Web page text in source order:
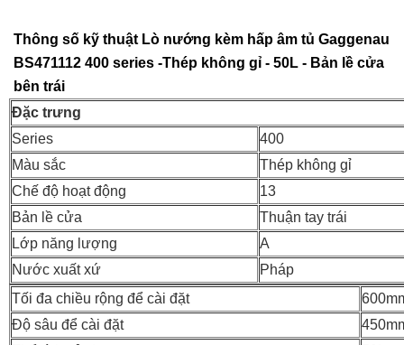
Thông số kỹ thuật Lò nướng kèm hấp âm tủ Gaggenau
BS471112 400 series -Thép không gỉ - 50L - Bản lề cửa
bên trái
Đặc trưng
Series
400
Màu sắc
Thép không gỉ
Chế độ hoạt động
13
Bản lề cửa
Thuận tay trái
Lớp năng lượng
A
Nước xuất xứ
Pháp
Tối đa chiều rộng để cài đặt
Độ sâu để cài đặt